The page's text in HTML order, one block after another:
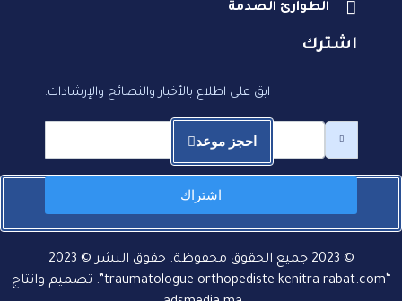
الطوارئ الصدمة
اشترك
ابق على اطلاع بالأخبار والنصائح والإرشادات.
اشتراك
احجز موعد
الطوارئ: اتصل بالطبيب
© 2023 جميع الحقوق محفوظة. حقوق النشر © 2023
“traumatologue-orthopediste-kenitra-rabat.com”. تصميم وانتاج